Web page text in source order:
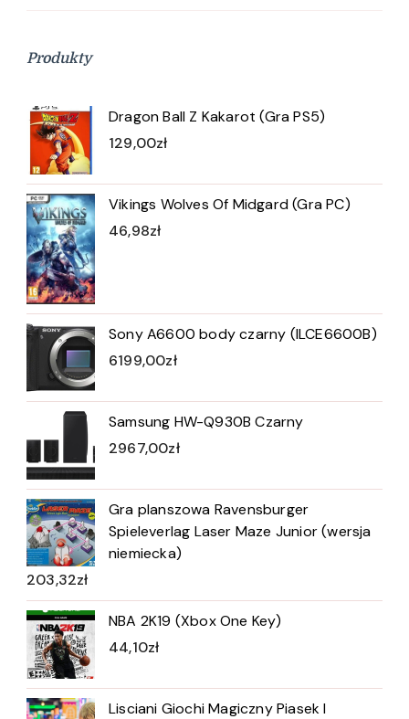
Produkty
Dragon Ball Z Kakarot (Gra PS5)
129,00zł
Vikings Wolves Of Midgard (Gra PC)
46,98zł
Sony A6600 body czarny (ILCE6600B)
6199,00zł
Samsung HW-Q930B Czarny
2967,00zł
Gra planszowa Ravensburger
Spieleverlag Laser Maze Junior (wersja
niemiecka)
203,32zł
NBA 2K19 (Xbox One Key)
44,10zł
Lisciani Giochi Magiczny Piasek I